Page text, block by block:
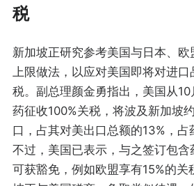
税
新加坡正研究参考美国与日本、
上限做法，以应对美国即将对进
税。副总理颜金勇指出，美国从
药征收100%关税，将波及新加坡
口，占其对美出口总额的13%，占
不过，美国已表示，与之签订包
可获豁免，例如欧盟享有15%的关